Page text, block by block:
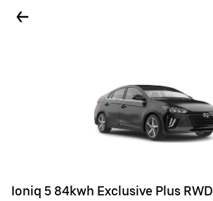
Ioniq 5 84kwh Exclusive Plus RWD